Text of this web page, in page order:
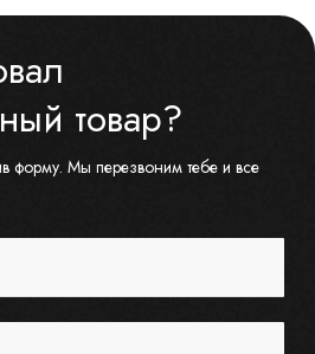
товар?
форму. Мы перезвоним тебе и все